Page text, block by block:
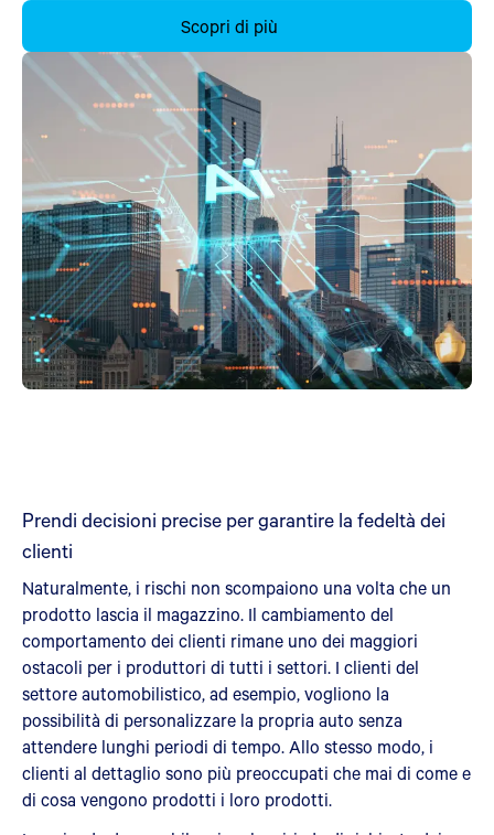
Scopri di più
Prendi decisioni precise per garantire la fedeltà dei
clienti
Naturalmente, i rischi non scompaiono una volta che un
prodotto lascia il magazzino. Il cambiamento del
comportamento dei clienti rimane uno dei maggiori
ostacoli per i produttori di tutti i settori. I clienti del
settore automobilistico, ad esempio, vogliono la
possibilità di personalizzare la propria auto senza
attendere lunghi periodi di tempo. Allo stesso modo, i
clienti al dettaglio sono più preoccupati che mai di come e
di cosa vengono prodotti i loro prodotti.